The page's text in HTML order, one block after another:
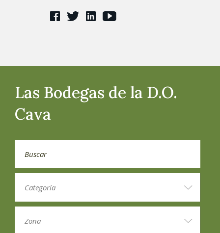
Las Bodegas de la D.O.
Cava